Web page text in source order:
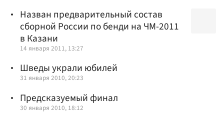
Назван предварительный состав
сборной России по бенди на ЧМ-2011
в Казани
14 января 2011, 13:27
Шведы украли юбилей
31 января 2010, 20:23
Предсказуемый финал
30 января 2010, 18:12